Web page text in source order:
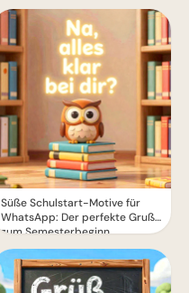
Süße Schulstart-Motive für
WhatsApp: Der perfekte Gruß
zum Semesterbeginn